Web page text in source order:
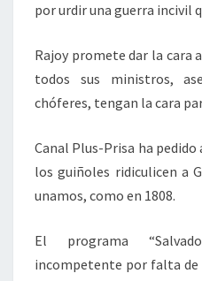
por urdir una guerra incivil
Rajoy promete dar la cara
todos sus ministros,
chóferes, tengan la cara
Canal Plus-Prisa ha
los guiñoles ridiculicen a
unamos, como en 1808.
El programa
incompetente por falta de